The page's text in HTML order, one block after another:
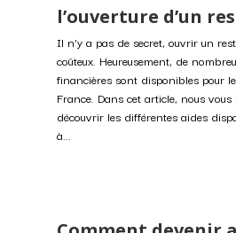
l’ouverture d’un
Il n'y a pas de secret, ouvrir un
coûteux. Heureusement, de
financières sont disponibles pour
France. Dans cet article, nous
découvrir les différentes aides
à...